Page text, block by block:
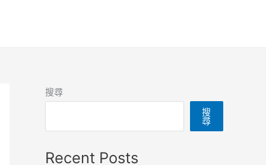
搜尋
搜
尋
Recent Posts